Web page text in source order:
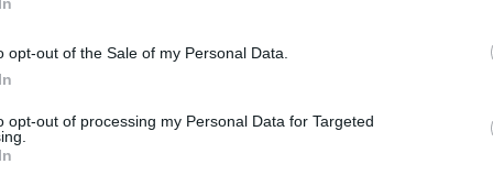
opt-out of the Sale of my Personal Data.
opt-out of processing my Personal Data for Targeted